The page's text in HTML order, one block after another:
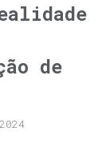
de